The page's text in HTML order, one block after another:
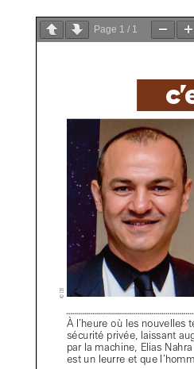
Page 1 / 1